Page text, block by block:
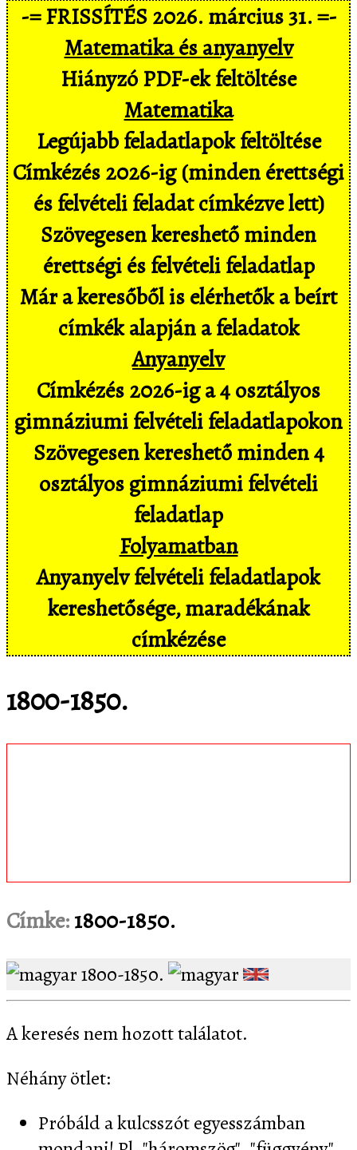
-= FRISSÍTÉS 2026. március 31. =-
Matematika és anyanyelv
Hiányzó PDF-ek feltöltése
Matematika
Legújabb feladatlapok feltöltése
Címkézés 2026-ig (minden érettségi
és felvételi feladat címkézve lett)
Szövegesen kereshető minden
érettségi és felvételi feladatlap
Már a keresőből is elérhetők a beírt
címkék alapján a feladatok
Anyanyelv
Címkézés 2026-ig a 4 osztályos
gimnáziumi felvételi feladatlapokon
Szövegesen kereshető minden 4
osztályos gimnáziumi felvételi
feladatlap
Folyamatban
Anyanyelv felvételi feladatlapok
kereshetősége, maradékának
címkézése
1800-1850.
Címke:1800-1850.
1800-1850.
A keresés nem hozott találatot.
Néhány ötlet:
Próbáld a kulcsszót egyesszámban